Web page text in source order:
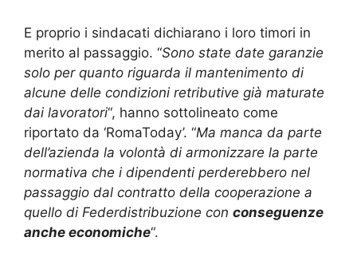
E proprio i sindacati dichiarano i loro timori in
merito al passaggio. “Sono state date garanzie
solo per quanto riguarda il mantenimento di
alcune delle condizioni retributive già maturate
dai lavoratori“, hanno sottolineato come
riportato da ‘RomaToday’. “Ma manca da parte
dell’azienda la volontà di armonizzare la parte
normativa che i dipendenti perderebbero nel
passaggio dal contratto della cooperazione a
quello di Federdistribuzione con conseguenze
anche economiche“.